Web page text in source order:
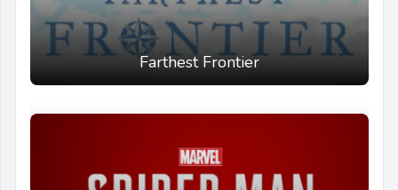
Farthest Frontier